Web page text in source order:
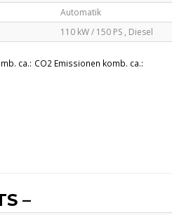
Automatik
110 kW / 150 PS , Diesel
ca.: CO2 Emissionen komb. ca.:
–